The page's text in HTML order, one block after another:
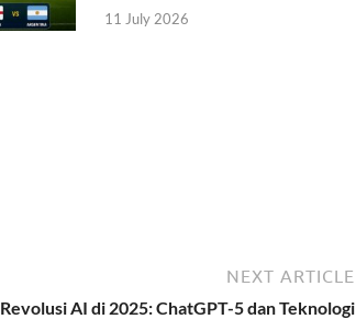
11 July 2026
NEXT ARTICLE
Revolusi AI di 2025: ChatGPT-5 dan Teknologi